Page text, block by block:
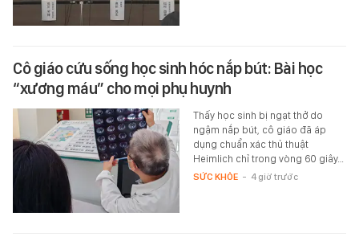
Cô giáo cứu sống học sinh hóc nắp bút: Bài học
“xương máu” cho mọi phụ huynh
Thấy học sinh bị ngạt thở do
ngậm nắp bút, cô giáo đã áp
dụng chuẩn xác thủ thuật
Heimlich chỉ trong vòng 60 giây…
SỨC KHỎE - 4 giờ trước